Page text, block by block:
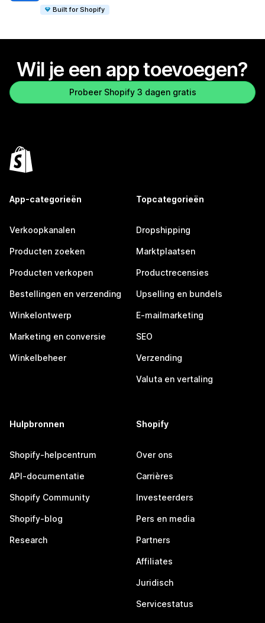
Built for Shopify
Wil je een app toevoegen?
Probeer Shopify 3 dagen gratis
App-categorieën
Verkoopkanalen
Producten zoeken
Producten verkopen
Bestellingen en verzending
Winkelontwerp
Marketing en conversie
Winkelbeheer
Topcategorieën
Dropshipping
Marktplaatsen
Productrecensies
Upselling en bundels
E-mailmarketing
SEO
Verzending
Valuta en vertaling
Hulpbronnen
Shopify-helpcentrum
API-documentatie
Shopify Community
Shopify-blog
Research
Shopify
Over ons
Carrières
Investeerders
Pers en media
Partners
Affiliates
Juridisch
Servicestatus